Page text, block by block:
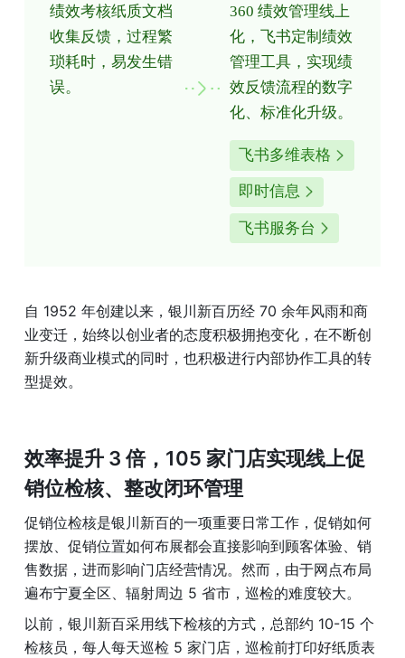
绩效考核纸质文档
收集反馈，过程繁
琐耗时，易发生错
误。
360 绩效管理线上
化，飞书定制绩效
管理工具，实现绩
效反馈流程的数字
化、标准化升级。
飞书多维表格
即时信息
飞书服务台
自 1952 年创建以来，银川新百历经 70 余年风雨和商
业变迁，始终以创业者的态度积极拥抱变化，在不断创
新升级商业模式的同时，也积极进行内部协作工具的转
型提效。
效率提升 3 倍，105 家门店实现线上促
销位检核、整改闭环管理
促销位检核是银川新百的一项重要日常工作，促销如何
摆放、促销位置如何布展都会直接影响到顾客体验、销
售数据，进而影响门店经营情况。然而，由于网点布局
遍布宁夏全区、辐射周边 5 省市，巡检的难度较大。
以前，银川新百采用线下检核的方式，总部约 10-15 个
检核员，每人每天巡检 5 家门店，巡检前打印好纸质表